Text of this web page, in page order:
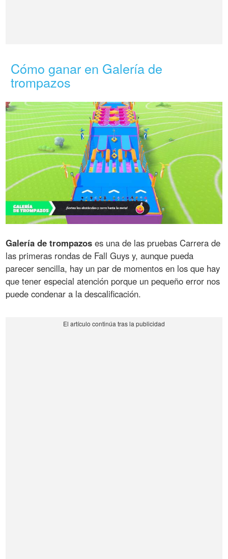
Cómo ganar en Galería de
trompazos
Galería de trompazos es una de las pruebas Carrera de
las primeras rondas de Fall Guys y, aunque pueda
parecer sencilla, hay un par de momentos en los que hay
que tener especial atención porque un pequeño error nos
puede condenar a la descalificación.